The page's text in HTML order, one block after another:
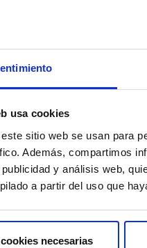
usa cookies
sitio web se usan para
Además, compartimos
y análisis web,
a partir del uso que
necesarias
en competiciones
al bienestar social,
cardiopulmonar (RCP)
diversos centros
Hospitales continuamos